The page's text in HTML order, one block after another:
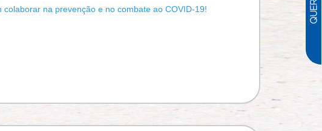
na prevenção e no combate ao COVID-19!